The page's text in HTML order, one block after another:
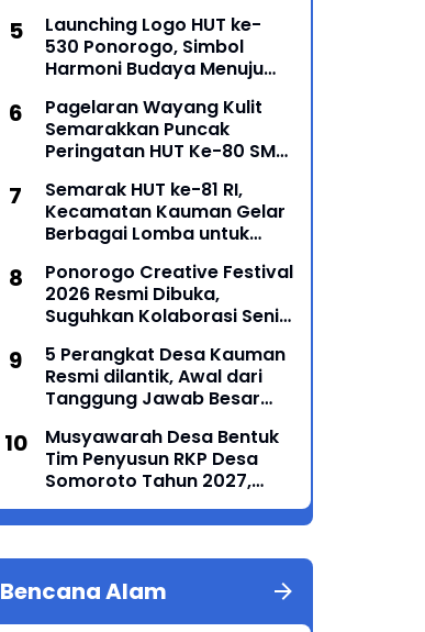
Lomba Ponorogo – Puncak
peringatan Hari Ulang
Launching Logo HUT ke-
530 Ponorogo, Simbol
Harmoni Budaya Menuju
Pagelaran Wayang Kulit
Semarakkan Puncak
Peringatan HUT Ke-80 SMP
Semarak HUT ke-81 RI,
Kecamatan Kauman Gelar
Berbagai Lomba untuk
Masyarakat
Ponorogo Creative Festival
2026 Resmi Dibuka,
Suguhkan Kolaborasi Seni
Memukau
5 Perangkat Desa Kauman
Resmi dilantik, Awal dari
Tanggung Jawab Besar
Musyawarah Desa Bentuk
Tim Penyusun RKP Desa
Somoroto Tahun 2027,
Partisipatif
Bencana Alam